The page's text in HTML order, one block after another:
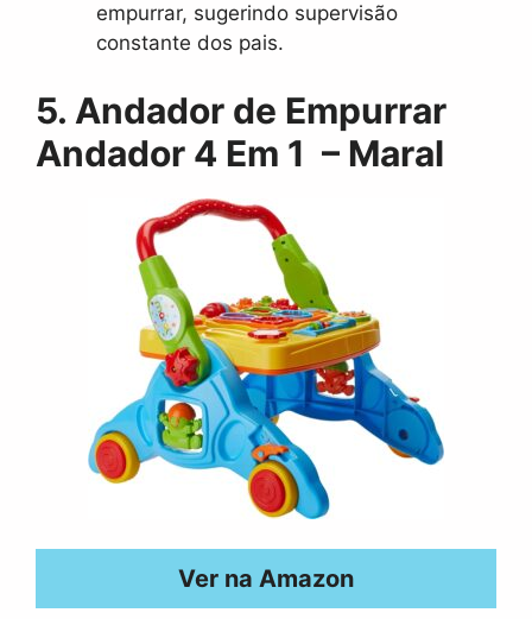
empurrar, sugerindo supervisão
constante dos pais.
5. Andador de Empurrar
Andador 4 Em 1 – Maral
Ver na Amazon